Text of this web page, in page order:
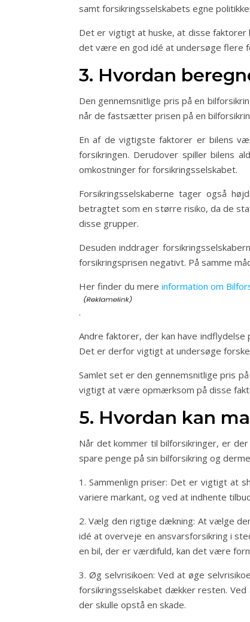
samt forsikringsselskabets egne
Det er vigtigt at huske, at disse
det være en god idé at undersøge flere
3. Hvordan
Den gennemsnitlige pris på en
når de fastsætter prisen på en
En af de vigtigste faktorer er bilens
forsikringen. Derudover spiller bilens
omkostninger for forsikringsselskabet.
Forsikringsselskaberne tager også
betragtet som en større risiko, da de
disse grupper.
Desuden inddrager
forsikringsprisen negativt. På samme
Her finder du mere information om
.
Andre faktorer, der kan have
Det er derfor vigtigt at undersøge
Samlet set er den gennemsnitlige pris
vigtigt at være opmærksom på disse
5. Hvordan kan
Når det kommer til bilforsikringer, er
spare penge på sin bilforsikring og
1. Sammenlign priser: Det er vigtigt at
variere markant, og ved at indhente
2. Vælg den rigtige dækning: At vælge
idé at overveje en ansvarsforsikring i
en bil, der er værdifuld, kan det være
3. Øg selvrisikoen: Ved at øge
forsikringsselskabet dækker resten.
der skulle opstå en skade.